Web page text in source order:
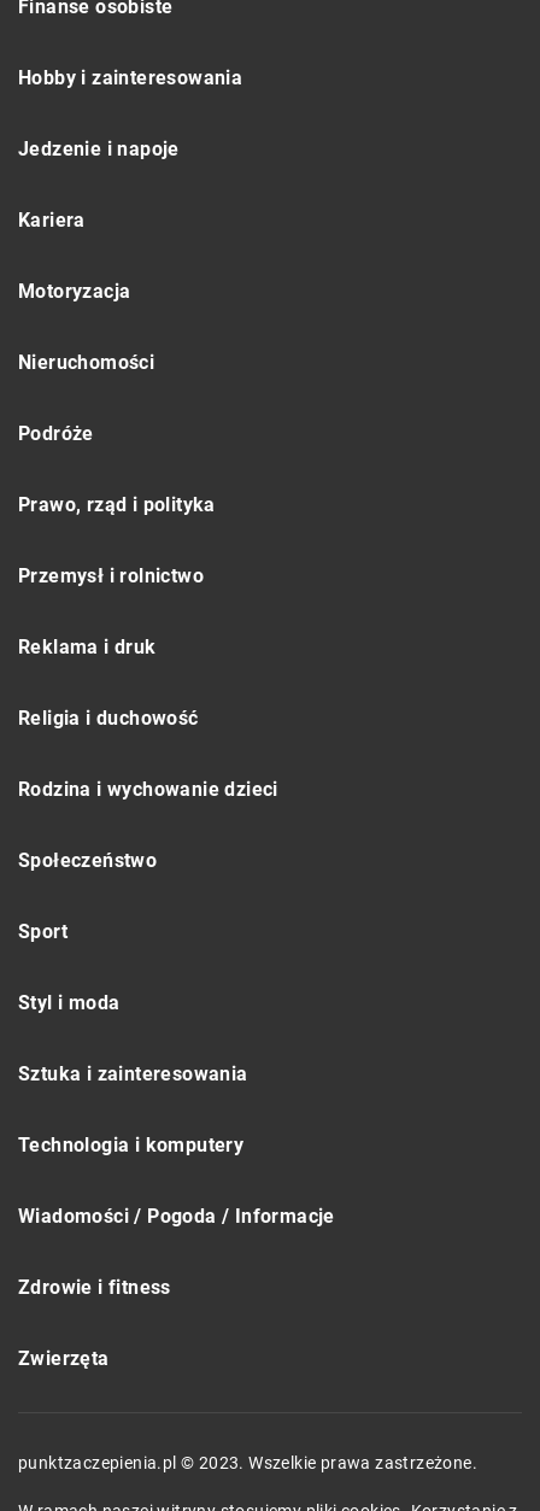
Finanse osobiste
Hobby i zainteresowania
Jedzenie i napoje
Kariera
Motoryzacja
Nieruchomości
Podróże
Prawo, rząd i polityka
Przemysł i rolnictwo
Reklama i druk
Religia i duchowość
Rodzina i wychowanie dzieci
Społeczeństwo
Sport
Styl i moda
Sztuka i zainteresowania
Technologia i komputery
Wiadomości / Pogoda / Informacje
Zdrowie i fitness
Zwierzęta
punktzaczepienia.pl © 2023. Wszelkie prawa zastrzeżone.